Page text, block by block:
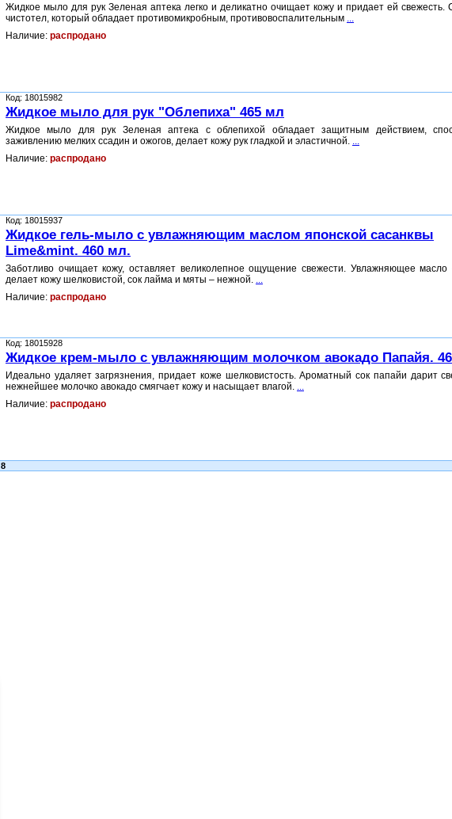
Жидкое мыло для рук Зеленая аптека легко и деликатно очищает кожу и придает ей свежесть.
чистотел, который обладает противомикробным, противовоспалительным ...
Наличие: распродано
Код: 18015982
Жидкое мыло для рук "Облепиха" 465 мл
Жидкое мыло для рук Зеленая аптека с облепихой обладает защитным действием,
заживлению мелких ссадин и ожогов, делает кожу рук гладкой и эластичной. ...
Наличие: распродано
Код: 18015937
Жидкое гель-мыло с увлажняющим маслом японской сасанквы
Lime&mint. 460 мл.
Заботливо очищает кожу, оставляет великолепное ощущение свежести. Увлажняющее масло
делает кожу шелковистой, сок лайма и мяты – нежной. ...
Наличие: распродано
Код: 18015928
Жидкое крем-мыло с увлажняющим молочком авокадо Папайя.
Идеально удаляет загрязнения, придает коже шелковистость. Ароматный сок папайи дарит
нежнейшее молочко авокадо смягчает кожу и насыщает влагой. ...
Наличие: распродано
8